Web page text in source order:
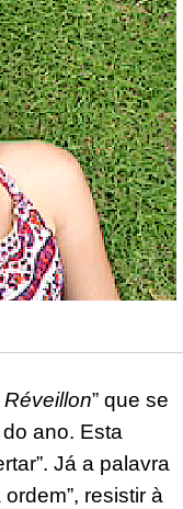
” que se
ano. Esta
Já a palavra
resistir à